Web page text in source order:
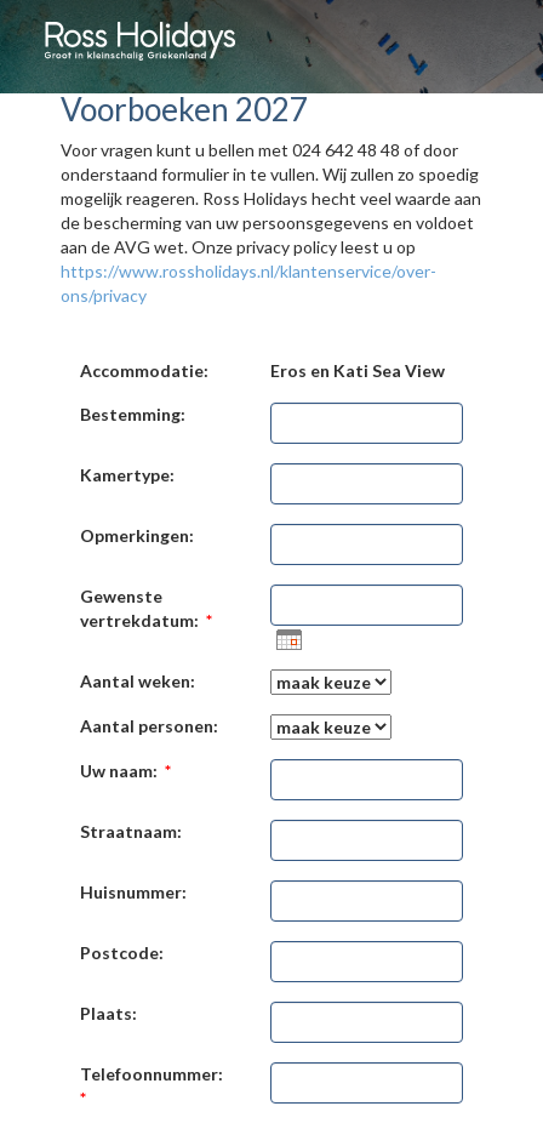
Voorboeken 2027
Voor vragen kunt u bellen met 024 642 48 48 of door
onderstaand formulier in te vullen. Wij zullen zo spoedig
mogelijk reageren. Ross Holidays hecht veel waarde aan
de bescherming van uw persoonsgegevens en voldoet
aan de AVG wet. Onze privacy policy leest u op
https://www.rossholidays.nl/klantenservice/over-
ons/privacy
Accommodatie: Eros en Kati Sea View
Bestemming:
Kamertype:
Opmerkingen:
Gewenste
vertrekdatum: *
Aantal weken:
Aantal personen:
Uw naam: *
Straatnaam:
Huisnummer:
Postcode:
Plaats:
Telefoonnummer:
*